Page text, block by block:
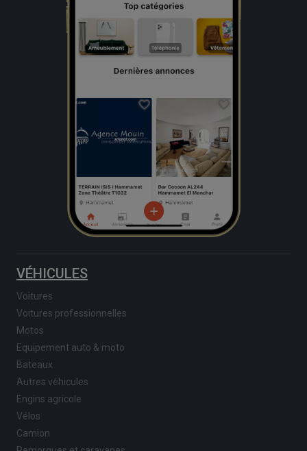
VÉHICULES
Voitures
Voitures professionnelles
Motos
Equipement auto & moto
Bateaux
Autres véhicules
Engins agricole
Vélos
Camion